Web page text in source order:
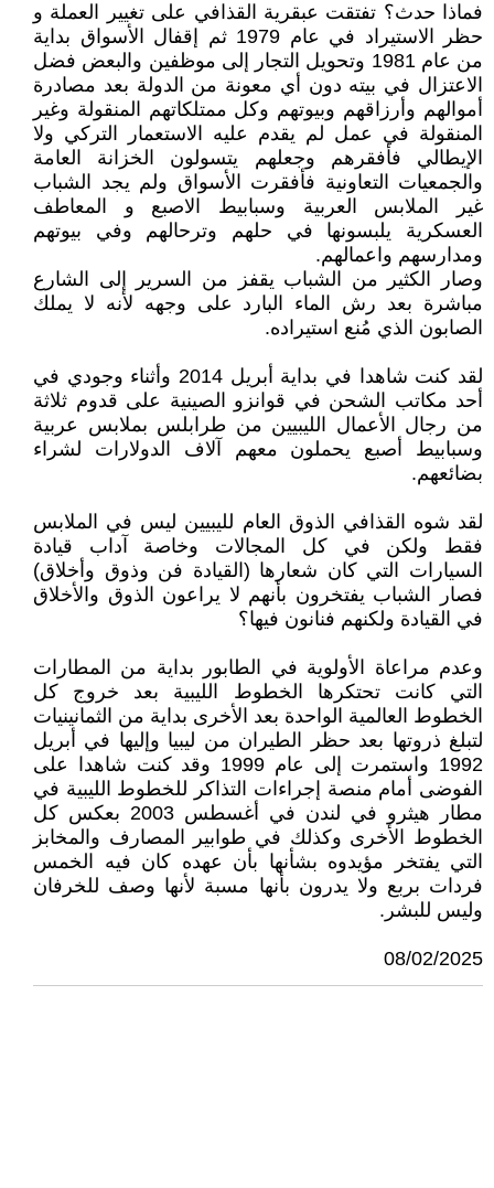
فماذا حدث؟ تفتقت عبقرية القذافي على تغيير العملة و
حظر الاستيراد في عام 1979 ثم إقفال الأسواق بداية
من عام 1981 وتحويل التجار إلى موظفين والبعض فضل
الاعتزال في بيته دون أي معونة من الدولة بعد مصادرة
أموالهم وأرزاقهم وبيوتهم وكل ممتلكاتهم المنقولة وغير
المنقولة في عمل لم يقدم عليه الاستعمار التركي ولا
الإيطالي فأفقرهم وجعلهم يتسولون الخزانة العامة
والجمعيات التعاونية فأفقرت الأسواق ولم يجد الشباب
غير الملابس العربية وسبابيط الاصبع و المعاطف
العسكرية يلبسونها في حلهم وترحالهم وفي بيوتهم
ومدارسهم واعمالهم.
وصار الكثير من الشباب يقفز من السرير إلى الشارع
مباشرة بعد رش الماء البارد على وجهه لأنه لا يملك
الصابون الذي مُنع استيراده.
لقد كنت شاهدا في بداية أبريل 2014 وأثناء وجودي في
أحد مكاتب الشحن في قوانزو الصينية على قدوم ثلاثة
من رجال الأعمال الليبيين من طرابلس بملابس عربية
وسبابيط أصبع يحملون معهم آلاف الدولارات لشراء
بضائعهم.
لقد شوه القذافي الذوق العام لليبيين ليس في الملابس
فقط ولكن في كل المجالات وخاصة آداب قيادة
السيارات التي كان شعارها (القيادة فن وذوق وأخلاق)
فصار الشباب يفتخرون بأنهم لا يراعون الذوق والأخلاق
في القيادة ولكنهم فنانون فيها؟
وعدم مراعاة الأولوية في الطابور بداية من المطارات
التي كانت تحتكرها الخطوط الليبية بعد خروج كل
الخطوط العالمية الواحدة بعد الأخرى بداية من الثمانينيات
لتبلغ ذروتها بعد حظر الطيران من ليبيا وإليها في أبريل
1992 واستمرت إلى عام 1999 وقد كنت شاهدا على
الفوضى أمام منصة إجراءات التذاكر للخطوط الليبية في
مطار هيثرو في لندن في أغسطس 2003 بعكس كل
الخطوط الأخرى وكذلك في طوابير المصارف والمخابز
التي يفتخر مؤيدوه بشأنها بأن عهده كان فيه الخمس
فردات بربع ولا يدرون بأنها مسبة لأنها وصف للخرفان
وليس للبشر.
08/02/2025